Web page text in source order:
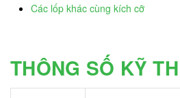
Các lốp khác cùng kích cỡ
THÔNG SỐ KỸ